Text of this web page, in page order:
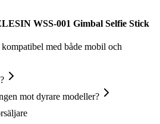
WSS-001 Gimbal Selfie Stick
med både mobil och
mot dyrare modeller?